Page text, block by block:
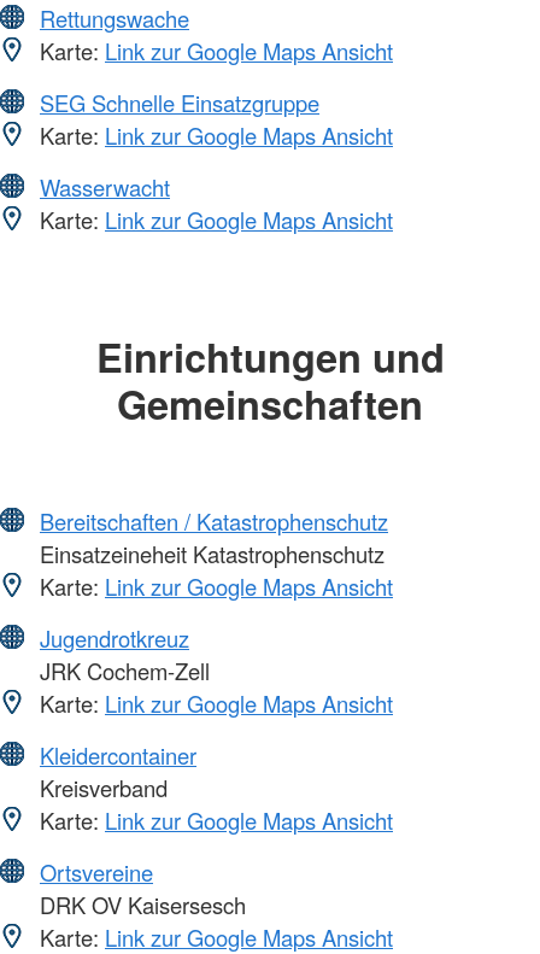
Rettungswache
Karte: Link zur Google Maps Ansicht
SEG Schnelle Einsatzgruppe
Karte: Link zur Google Maps Ansicht
Wasserwacht
Karte: Link zur Google Maps Ansicht
Einrichtungen und
Gemeinschaften
Bereitschaften / Katastrophenschutz
Einsatzeineheit Katastrophenschutz
Karte: Link zur Google Maps Ansicht
Jugendrotkreuz
JRK Cochem-Zell
Karte: Link zur Google Maps Ansicht
Kleidercontainer
Kreisverband
Karte: Link zur Google Maps Ansicht
Ortsvereine
DRK OV Kaisersesch
Karte: Link zur Google Maps Ansicht